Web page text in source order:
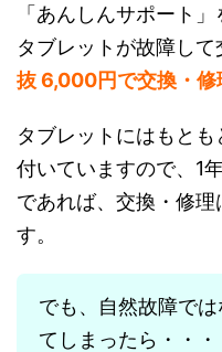
「あんしんサポート
タブレットが故障し
抜 6,000円で交換・修
タブレットにはもと
付いていますので、1
であれば、交換・修
す。
でも、自然故障で
てしまったら・・・